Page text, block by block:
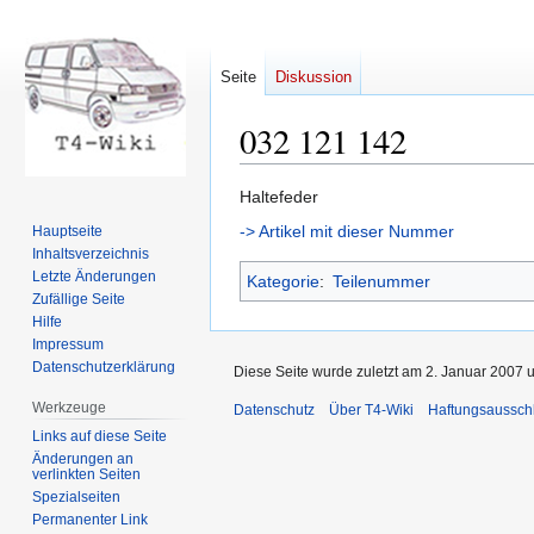
032 121 142
Zur
Navigation
Zur
Suche
Haltefeder
-> Artikel mit dieser Nummer
Kategorie: Teilenummer
Seite Diskussion
Hauptseite
Inhaltsverzeichnis
Letzte Änderungen
Zufällige Seite
Hilfe
Impressum
Datenschutzerklärung
Werkzeuge
Links auf diese Seite
Änderungen an
verlinkten Seiten
Spezialseiten
Permanenter Link
Diese Seite wurde zuletzt am 2. Januar 2007
Datenschutz Über T4-Wiki